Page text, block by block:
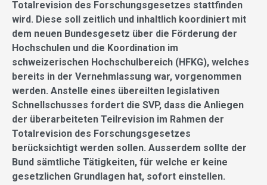
Totalrevision des Forschungsgesetzes stattfinden
wird. Diese soll zeitlich und inhaltlich koordiniert mit
dem neuen Bundesgesetz über die Förderung der
Hochschulen und die Koordination im
schweizerischen Hochschulbereich (HFKG), welches
bereits in der Vernehmlassung war, vorgenommen
werden. Anstelle eines übereilten legislativen
Schnellschusses fordert die SVP, dass die Anliegen
der überarbeiteten Teilrevision im Rahmen der
Totalrevision des Forschungsgesetzes
berücksichtigt werden sollen. Ausserdem sollte der
Bund sämtliche Tätigkeiten, für welche er keine
gesetzlichen Grundlagen hat, sofort einstellen.